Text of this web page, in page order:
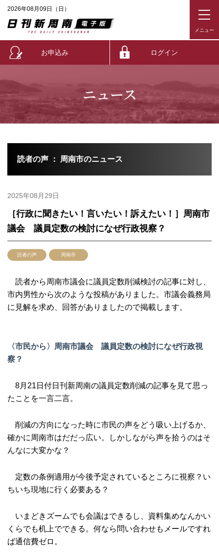
2026年08月09日（日）
お申込み ログイン
ニュース
読者の声 ： 周南市のニュース
2025年08月29日
［行政に聞きたい！言いたい！訴えたい！］周南市
議会 議員定数の検討になぜ行政視察？
読者の声 周南市
読者から周南市議会に議員定数削減検討の記事に対し、
市内男性から次のような投稿がありました。市議会義務局
に見解を求め、回答がありましたので掲載します。
〈市民から〉周南市議会 議員定数の検討になぜ行政視
察？
8月21日付日刊新周南の議員定数削減の記事を見て思っ
たことを一言二言。
削減の方向になった時に市民の声をどう吸い上げるか、
確かに周南市はだだっ広い。しかしながら声を拾うのはそ
んなに大変かな？
定数の条例適用が今後予定されているところに視察？い
ちいち現地に行く必要ある？
いまどきズームでも会議はできるし、資料集めなんかい
くらでも机上でできる。何なら問い合わせもメールですれ
ば通信費ゼロ。